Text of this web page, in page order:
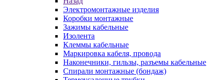
Электромонтажные изделия
Коробки монтажные
Зажимы кабельные
Изолента
Клеммы кабельные
Маркировка кабеля, провода
Наконечники, гильзы, разъемы кабельные
Спирали монтажные (бондаж)